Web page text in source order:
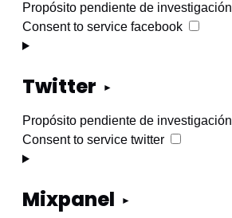
Propósito pendiente de investigación
Consent to service facebook
Twitter
Propósito pendiente de investigación
Consent to service twitter
Mixpanel